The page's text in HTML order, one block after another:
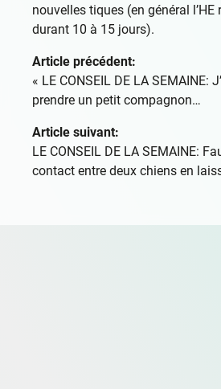
nouvelles tiques (en général
durant 10 à 15 jours).
Article précédent:
« LE CONSEIL DE LA SEMAINE:
prendre un petit compagnon…
Article suivant:
LE CONSEIL DE LA SEMAINE:
contact entre deux chiens en